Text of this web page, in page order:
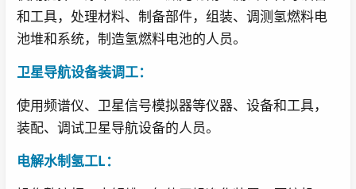
和工具，处理材料、制备部件，组装、调测氢燃料电
池堆和系统，制造氢燃料电池的人员。
卫星导航设备装调工：
使用频谱仪、卫星信号模拟器等仪器、设备和工具，
装配、调试卫星导航设备的人员。
电解水制氢工L：